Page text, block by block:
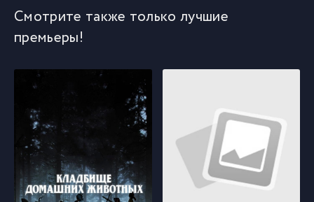
Смотрите также только лучшие
премьеры!